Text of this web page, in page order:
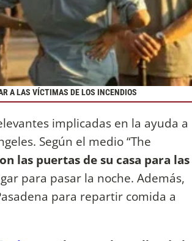
A LAS VÍCTIMAS DE LOS INCENDIOS
implicadas en la ayuda a
Según el medio “The
las puertas de su casa para las
para pasar la noche. Además,
para repartir comida a